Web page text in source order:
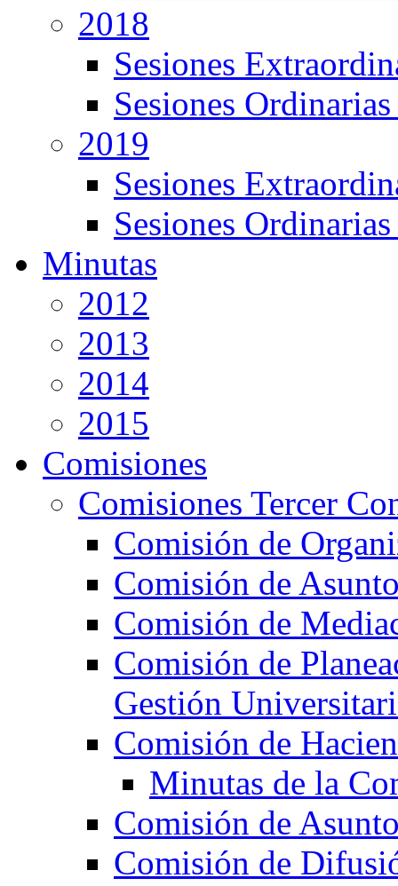
2018
Sesiones
Sesiones
2019
Sesiones
Sesiones
Minutas
2012
2013
2014
2015
Comisiones
Comisiones Tercer
Comisión de
Comisión de
Comisión de
Comisión de
Gestión
Comisión de
Minutas de la
Comisión de
Comisión de